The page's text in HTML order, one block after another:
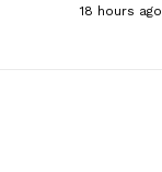
18 hours ago